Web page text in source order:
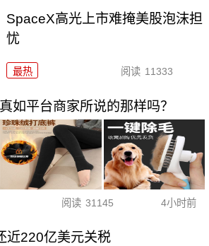
SpaceX高光上市难掩美股泡沫担
忧
最热 阅读 11333
如平台商家所说的那样吗？
阅读 31145 4小时前
近220亿美元关税